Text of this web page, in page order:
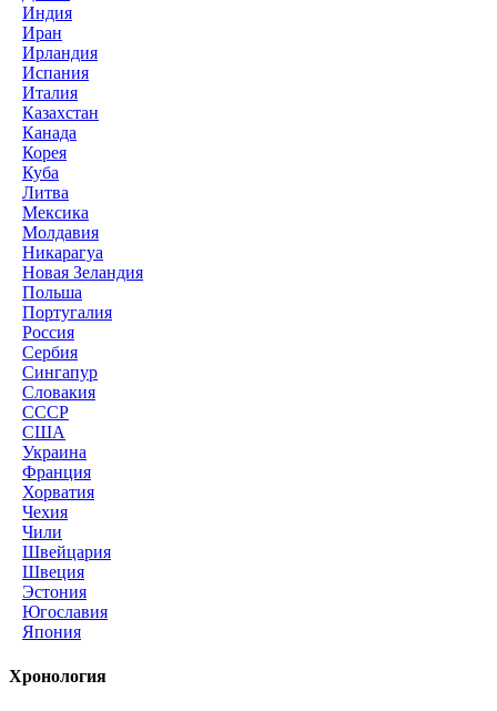
Индия
Иран
Ирландия
Испания
Италия
Казахстан
Канада
Корея
Куба
Литва
Мексика
Молдавия
Никарагуа
Новая Зеландия
Польша
Португалия
Россия
Сербия
Сингапур
Словакия
СССР
США
Украина
Франция
Хорватия
Чехия
Чили
Швейцария
Швеция
Эстония
Югославия
Япония
Хронология